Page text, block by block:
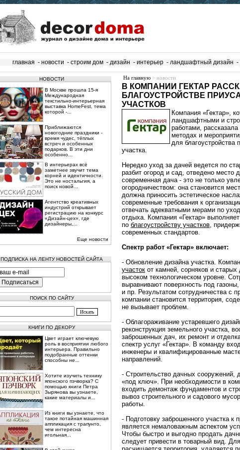
главная - новости - строим дом - дизайн - интерьер - ландшафтный дизайн -
НОВОСТИ
В Москве прошла 15‑я
Международная
текстильно‑интерьерная
выставка HomeFest, тема
которой -...
Приближаются
новогодние праздники -
время чудес, тёплых
встреч и особенных
подарков. В эти дни
особенно...
В интерьерах всё
заметнее звучит тема
корней и идентичности.
Это не ностальгия, а
поиск новой...
Агентство креативных
индустрий открывает
регистрацию на конкурс
«Дизайн-цех», где
дизайнеры,...
Еще новости
ПОДПИСКА НА ЛЕНТУ НОВОСТЕЙ САЙТА
ПОИСК ПО САЙТУ
КНИГИ ПО ДЕКОРУ
Цвет играет ключевую
роль в восприятии любого
интерьера. Правильно
подобранные оттенки
способны не...
Хотите изучить технику
японского пэчворка? С
помощью книги Петра
Зырянова вы узнаете,
какие материалы и...
Из книги вы узнаете, что
такое потайная машинная
аппликация с трапунто,
чем интересна
игольная...
На главную > новости
В КОМПАНИИ ГЕКТАР
БЛАГОУСТРОЙСТВЕ
УЧАСТКОВ
Компания «Гектар»,
ландшафтными и
работами,
методах и
для благоустройства
участка.
Нередко уход за дачей ведется по
разбит огород и сад, отведено место
современная дача - это не только
огородничеством: она становится
должна приносить эстетическое
современные требования к
отвечать адекватными мерами по
отдыха. Компания «Гектар»
по благоустройству участков,
современных стандартов.
Спектр работ «Гектар» включает:
- Обновление дизайна участка.
участок от камней, сорняков и старых
высоком технологическом уровне.
выравнивают поверхность под
и пр. Результатом сотрудничества с
компании становится территория,
не вызывает проблем.
- Облагораживание устаревшего
реконструкция земельного участка,
заброшенных дач, их ремонт и
спектр услуг «Гектар». В команду
инженеры и квалифицированные
направлений.
- Строительство дачных сооружений,
«под ключ». При необходимости в
входить демонтаж фундаментов и
вывоз строительного и садового
работы.
- Подготовку заброшенного участка к
является немаловажным аспектом
Чтобы быстро и выгодно продать
следует привести в товарный вид.